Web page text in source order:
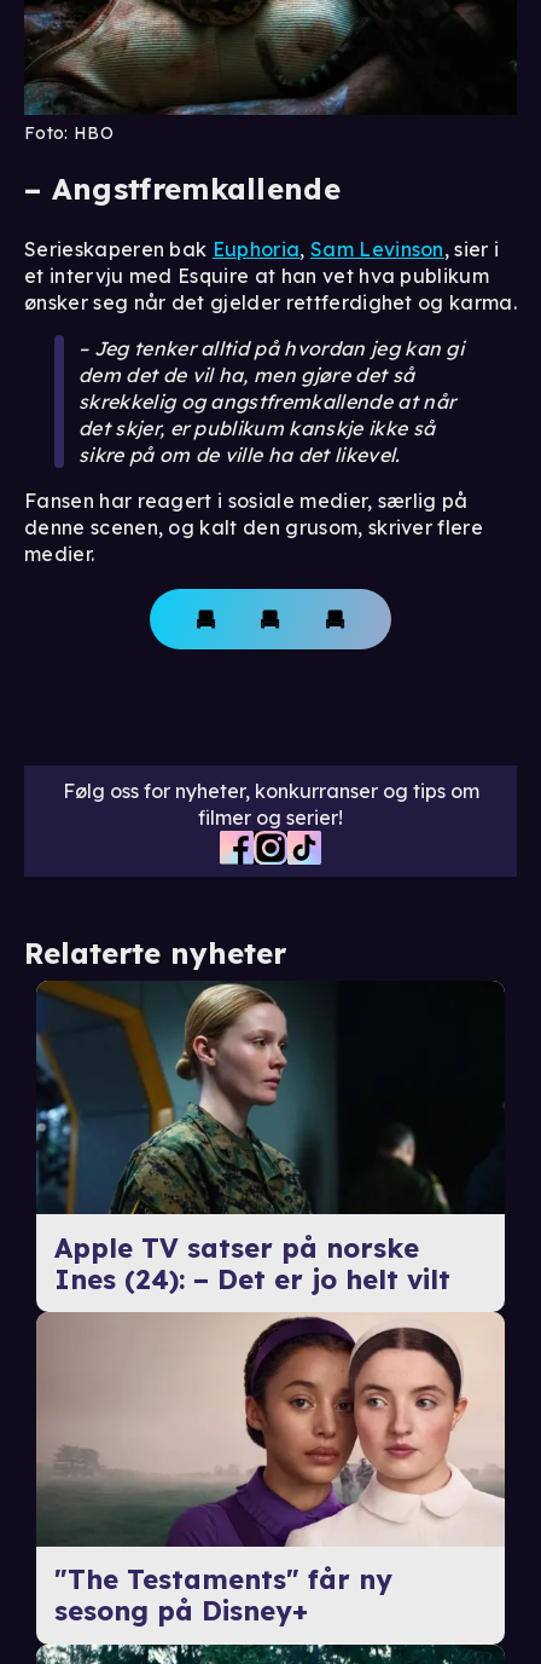
Foto: HBO
– Angstfremkallende
Serieskaperen bak Euphoria, Sam Levinson, sier i
et intervju med Esquire at han vet hva publikum
ønsker seg når det gjelder rettferdighet og karma.
– Jeg tenker alltid på hvordan jeg kan gi
dem det de vil ha, men gjøre det så
skrekkelig og angstfremkallende at når
det skjer, er publikum kanskje ikke så
sikre på om de ville ha det likevel.
Fansen har reagert i sosiale medier, særlig på
denne scenen, og kalt den grusom, skriver flere
medier.
Følg oss for nyheter, konkurranser og tips om
filmer og serier!
Relaterte nyheter
Apple TV satser på norske
Ines (24): – Det er jo helt vilt
"The Testaments" får ny
sesong på Disney+